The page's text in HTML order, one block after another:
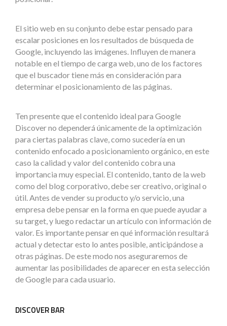
El sitio web en su conjunto debe estar pensado para
escalar posiciones en los resultados de búsqueda de
Google, incluyendo las imágenes. Influyen de manera
notable en el tiempo de carga web, uno de los factores
que el buscador tiene más en consideración para
determinar el posicionamiento de las páginas.
Ten presente que el contenido ideal para Google
Discover no dependerá únicamente de la optimización
para ciertas palabras clave, como sucedería en un
contenido enfocado a posicionamiento orgánico, en este
caso la calidad y valor del contenido cobra una
importancia muy especial. El contenido, tanto de la web
como del blog corporativo, debe ser creativo, original o
útil. Antes de vender su producto y/o servicio, una
empresa debe pensar en la forma en que puede ayudar a
su target, y luego redactar un artículo con información de
valor. Es importante pensar en qué información resultará
actual y detectar esto lo antes posible, anticipándose a
otras páginas. De este modo nos aseguraremos de
aumentar las posibilidades de aparecer en esta selección
de Google para cada usuario.
DISCOVER BAR